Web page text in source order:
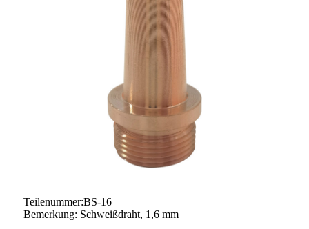
Teilenummer:BS-16
Bemerkung: Schweißdraht, 1,6 mm